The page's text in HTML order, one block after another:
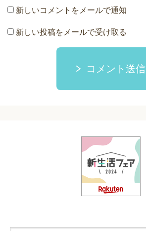
新しいコメントをメールで通知
新しい投稿をメールで受け取る
コメント送信